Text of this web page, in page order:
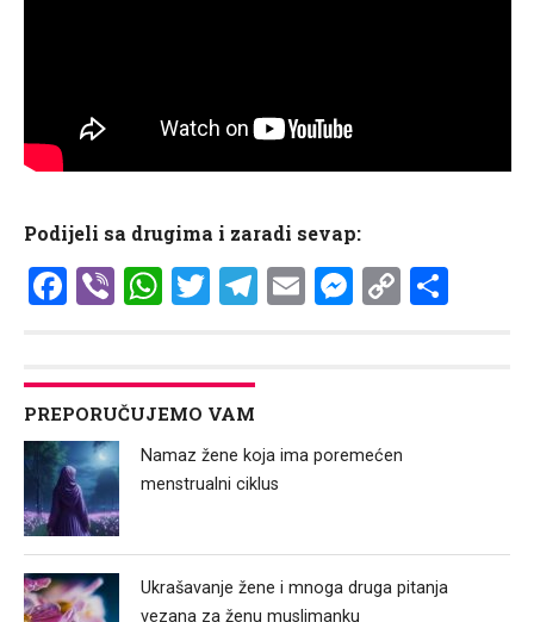
Podijeli sa drugima i zaradi sevap:
Facebook
ViberWhatsApp
Twitter
Telegram
EmailCopy
PREPORUČUJEMO VAM
Namaz žene koja ima poremećen
menstrualni ciklus
Ukrašavanje žene i mnoga druga pitanja
vezana za ženu muslimanku